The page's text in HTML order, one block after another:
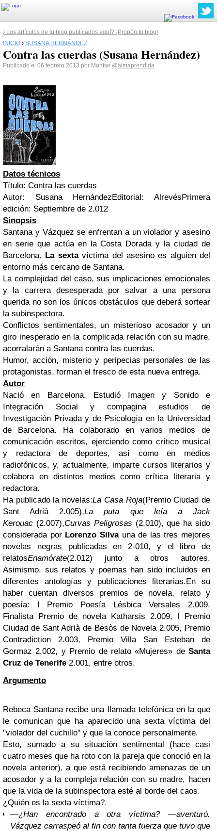
¿Los artículos de tu blog publicados aquí? ¡Propón tu blog!
INICIO › SUSANA HERNÁNDEZ
Contra las cuerdas (Susana Hernández)
Publicado el 06 febrero 2013 por Montse @almaprendida
Datos técnicos
Título: Contra las cuerdas
Autor: Susana HernándezEditorial: AlrevésPrimera
edición: Septiembre de 2.012
Sinopsis
Santana y Vázquez se enfrentan a un violador y asesino
en serie que actúa en la Costa Dorada y la ciudad de
Barcelona. La sextavíctima del asesino es alguien del
entorno más cercano de Santana.
La complejidad del caso, sus implicaciones emocionales
y la carrera desesperada por salvar a una persona
querida no son los únicos obstáculos que deberá sortear
la subinspectora.
Conflictos sentimentales, un misterioso acosador y un
giro inesperado en la complicada relación con su madre,
acorralarán a Santana contra las cuerdas.
Humor, acción, misterio y peripecias personales de las
protagonistas, forman el fresco de esta nueva entrega.
Autor
Nació en Barcelona. Estudió Imagen y Sonido e
Integración Social y compagina estudios de
Investigación Privada y de Psicología en la Universidad
de Barcelona. Ha colaborado en varios medios de
comunicación escritos, ejerciendo como crítico musical
y redactora de deportes, así como en medios
radiofónicos, y, actualmente, imparte cursos literarios y
colabora en distintos medios como crítica literaria y
redactora.
Ha publicado la novelas:La Casa Roja(Premio Ciudad de
Sant Adrià 2.005),La puta que leía a Jack
Kerouac (2.007),Curvas Peligrosas (2.010), que ha sido
considerada por Lorenzo Silvauna de las tres mejores
novelas negras publicadas en 2-010, y el libro de
relatosEnamórate(2.012) junto a otros autores.
Asimismo, sus relatos y poemas han sido incluidos en
diferentes antologías y publicaciones literarias.En su
haber cuentan diversos premios de novela, relato y
poesía: I Premio Poesía Lésbica Versales 2.009,
Finalista Premio de novela Katharsis 2.009, I Premio
Ciudad de Sant Adrià de Besòs de Novela 2.005, Premio
Contradiction 2.003, Premio Villa San Esteban de
Gormaz 2.002, y Premio de relato «Mujeres» de Santa
Cruz de Tenerife 2.001, entre otros.
Argumento
Rebeca Santana recibe una llamada telefónica en la que
le comunican que ha aparecido una sexta víctima del
"violador del cuchillo" y que la conoce personalmente.
Esto, sumado a su situación sentimental (hace casi
cuatro meses que ha roto con la pareja que conoció en la
novela anterior), a que está recibiendo amenazas de un
acosador y a la compleja relación con su madre, hacen
que la vida de la subinspectora esté al borde del caos.
¿Quién es la sexta víctima?.
—¿Han encontrado a otra víctima? —aventuró.
Vázquez carraspeó al fin con tanta fuerza que tuvo que